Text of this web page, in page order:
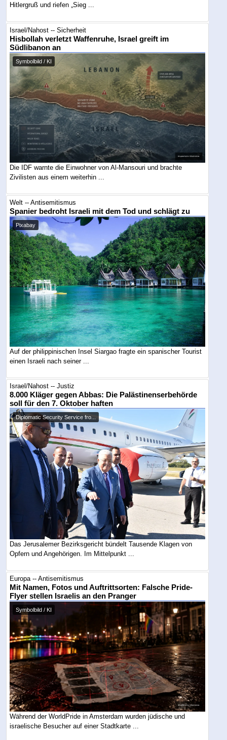
Hitlergruß und riefen „Sieg ...
Israel/Nahost -- Sicherheit
Hisbollah verletzt Waffenruhe, Israel greift im
Südlibanon an
Symbolbild / KI
Die IDF warnte die Einwohner von Al-Mansouri und brachte
Zivilisten aus einem weiterhin ...
Welt -- Antisemitismus
Spanier bedroht Israeli mit dem Tod und schlägt zu
Pixabay
Auf der philippinischen Insel Siargao fragte ein spanischer Tourist
einen Israeli nach seiner ...
Israel/Nahost -- Justiz
8.000 Kläger gegen Abbas: Die Palästinenserbehörde
soll für den 7. Oktober haften
Diplomatic Security Service fro...
Das Jerusalemer Bezirksgericht bündelt Tausende Klagen von
Opfern und Angehörigen. Im Mittelpunkt ...
Europa -- Antisemitismus
Mit Namen, Fotos und Auftrittsorten: Falsche Pride-
Flyer stellen Israelis an den Pranger
Symbolbild / KI
Während der WorldPride in Amsterdam wurden jüdische und
israelische Besucher auf einer Stadtkarte ...